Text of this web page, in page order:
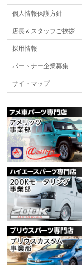
個人情報保護方針
店長＆スタッフご挨拶
採用情報
パートナー企業募集
サイトマップ